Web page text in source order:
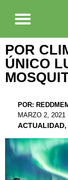
POR
ÚNICO
POR:
MARZO 2, 2021
ACTUALIDAD,